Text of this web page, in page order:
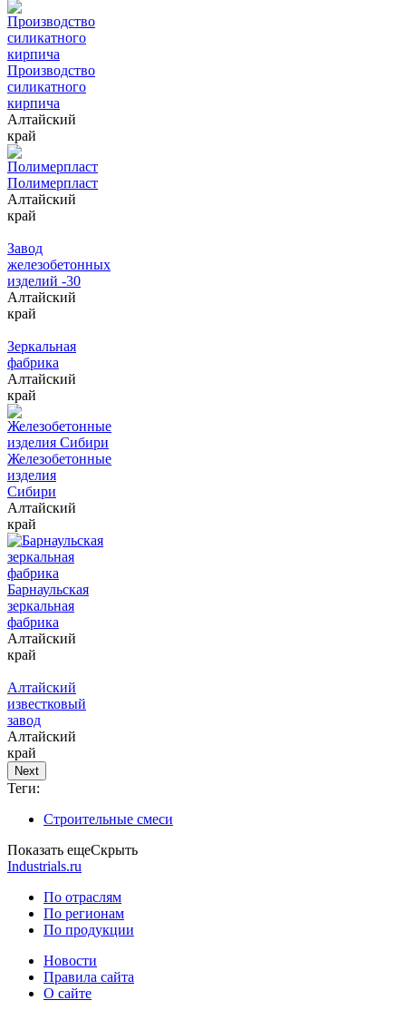
Производство
силикатного
кирпича
Алтайский
край
Полимерпласт
Алтайский
край
Завод
железобетонных
изделий -30
Алтайский
край
Зеркальная
фабрика
Алтайский
край
Железобетонные
изделия
Сибири
Алтайский
край
Барнаульская
зеркальная
фабрика
Алтайский
край
Алтайский
известковый
завод
Алтайский
край
Next
Теги:
Строительные смеси
Показать ещеСкрыть
Industrials.ru
По отраслям
По регионам
По продукции
Новости
Правила сайта
О сайте